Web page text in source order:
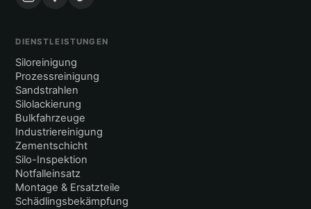
DIENSTLEISTUNGEN
Siloreinigung
Prozessreinigung
Sandstrahlen
Silolackierung
Bulkfahrzeuge
Industriereinigung
Zementschicht
Silo-Inspektion
Notfalleinsatz
Montage & Ersatzteile
Schädlingsbekämpfung